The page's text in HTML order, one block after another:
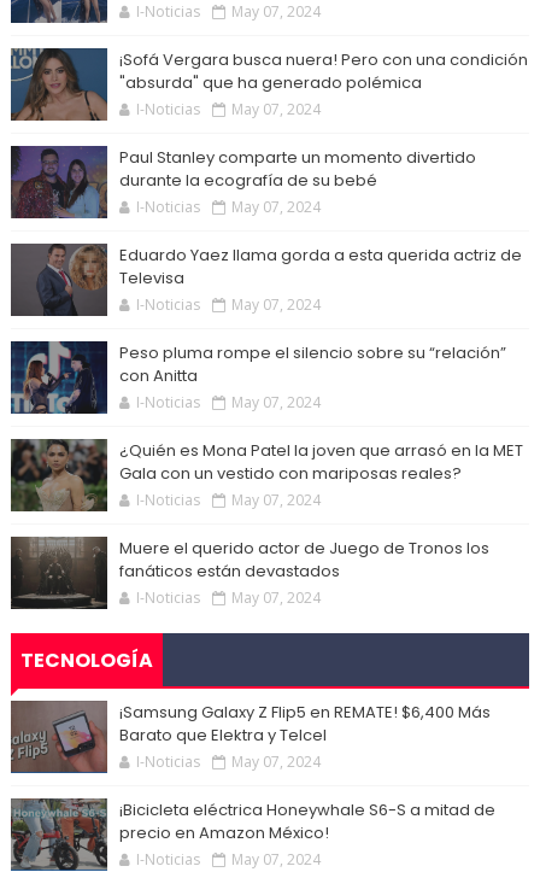
I-Noticias May 07, 2024
¡Sofá Vergara busca nuera! Pero con una condición
"absurda" que ha generado polémica
I-Noticias May 07, 2024
Paul Stanley comparte un momento divertido
durante la ecografía de su bebé
I-Noticias May 07, 2024
Eduardo Yaez llama gorda a esta querida actriz de
Televisa
I-Noticias May 07, 2024
Peso pluma rompe el silencio sobre su “relación”
con Anitta
I-Noticias May 07, 2024
¿Quién es Mona Patel la joven que arrasó en la MET
Gala con un vestido con mariposas reales?
I-Noticias May 07, 2024
Muere el querido actor de Juego de Tronos los
fanáticos están devastados
I-Noticias May 07, 2024
TECNOLOGÍA
¡Samsung Galaxy Z Flip5 en REMATE! $6,400 Más
Barato que Elektra y Telcel
I-Noticias May 07, 2024
¡Bicicleta eléctrica Honeywhale S6-S a mitad de
precio en Amazon México!
I-Noticias May 07, 2024